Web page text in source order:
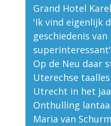
Grand Hotel
'Ik vind eigenlijk
geschiedenis
superinteressant'
Op de Neu daar
Uterechse taalles
Utrecht in het
Onthulling
Maria van